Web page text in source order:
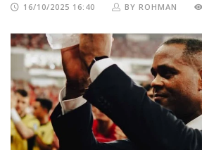
16/10/2025 16:40 BY ROHMAN